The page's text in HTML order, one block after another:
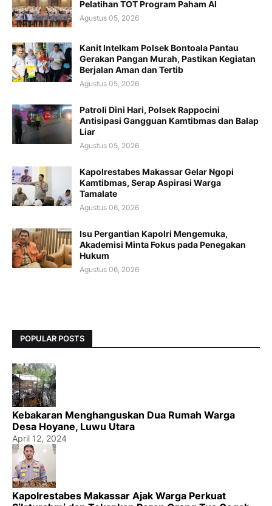
Pelatihan TOT Program Paham AI
Agustus 05, 2026
Kanit Intelkam Polsek Bontoala Pantau
Gerakan Pangan Murah, Pastikan Kegiatan
Berjalan Aman dan Tertib
Agustus 05, 2026
Patroli Dini Hari, Polsek Rappocini
Antisipasi Gangguan Kamtibmas dan Balap
Liar
Agustus 05, 2026
Kapolrestabes Makassar Gelar Ngopi
Kamtibmas, Serap Aspirasi Warga
Tamalate
Agustus 06, 2026
Isu Pergantian Kapolri Mengemuka,
Akademisi Minta Fokus pada Penegakan
Hukum
Agustus 06, 2026
POPULAR POSTS
Kebakaran Menghanguskan Dua Rumah Warga
Desa Hoyane, Luwu Utara
April 12, 2024
Kapolrestabes Makassar Ajak Warga Perkuat